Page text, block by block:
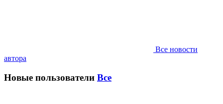
Все новости
автора
Новые пользователи Все